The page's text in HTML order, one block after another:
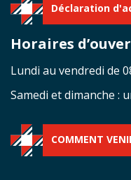
Déclaration
Horaires
Lundi au vendredi de
Samedi et dimanche :
COMMENT